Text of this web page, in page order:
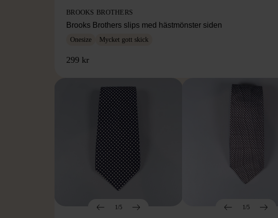
BROOKS BROTHERS
Brooks Brothers slips med hästmönster siden
Onesize Mycket gott skick
299 kr
1/5 1/5